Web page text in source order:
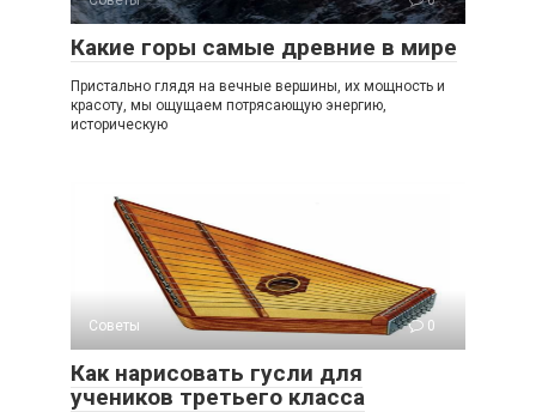
Какие горы самые древние в мире
Пристально глядя на вечные вершины, их мощность и
красоту, мы ощущаем потрясающую энергию,
историческую
Советы 0
Как нарисовать гусли для
учеников третьего класса